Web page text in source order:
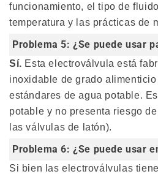
funcionamiento, el tipo de
temperatura y las prácticas de
Problema 5: ¿Se puede usar
Sí. Esta electroválvula está
inoxidable de grado
estándares de agua potable.
potable y no presenta riesgo
las válvulas de latón).
Problema 6: ¿Se puede usar
Si bien las electroválvulas